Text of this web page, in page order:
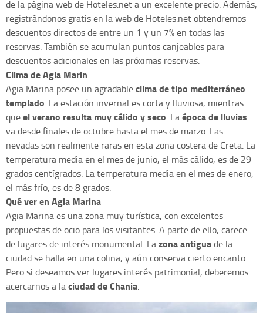
de la página web de Hoteles.net a un excelente precio. Además,
registrándonos gratis en la web de Hoteles.net obtendremos
descuentos directos de entre un 1 y un 7% en todas las
reservas. También se acumulan puntos canjeables para
descuentos adicionales en las próximas reservas.
Clima de Agia Marin
Agia Marina posee un agradableclima de tipo mediterráneo
templado. La estación invernal es corta y lluviosa, mientras
queel verano resulta muy cálido y seco. Laépoca de lluvias
va desde finales de octubre hasta el mes de marzo. Las
nevadas son realmente raras en esta zona costera de Creta. La
temperatura media en el mes de junio, el más cálido, es de 29
grados centígrados. La temperatura media en el mes de enero,
el más frío, es de 8 grados.
Qué ver en Agia Marina
Agia Marina es una zona muy turística, con excelentes
propuestas de ocio para los visitantes. A parte de ello, carece
de lugares de interés monumental. Lazona antiguade la
ciudad se halla en una colina, y aún conserva cierto encanto.
Pero si deseamos ver lugares interés patrimonial, deberemos
acercarnos a laciudad de Chania.